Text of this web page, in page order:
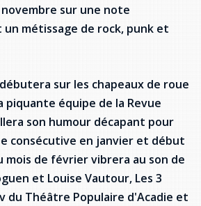
novembre sur une note
métissage de rock, punk et
sur les chapeaux de roue
piquante équipe de la Revue
son humour décapant pour
consécutive en janvier et début
mois de février vibrera au son de
et Louise Vautour, Les 3
du Théâtre Populaire d'Acadie et